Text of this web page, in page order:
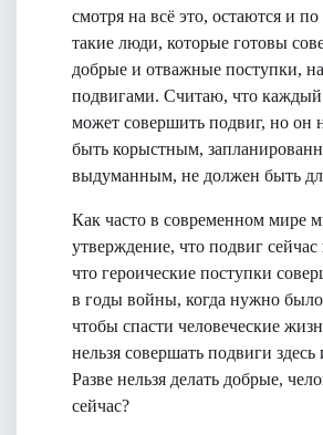
смотря на всё это, остаются и по
такие люди, которые готовы
добрые и отважные поступки,
подвигами. Считаю, что каждый
может совершить подвиг, но он
быть корыстным,
выдуманным, не должен быть
Как часто в современном мире
утверждение, что подвиг сейчас
что героические поступки
в годы войны, когда нужно было
чтобы спасти человеческие
нельзя совершать подвиги здесь
Разве нельзя делать добрые,
сейчас?